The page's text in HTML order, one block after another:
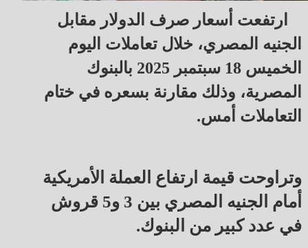
ارتفعت أسعار صرف الدولار مقابل
الجنيه المصري، خلال تعاملات اليوم
الخميس 18 سبتمبر 2025 بالبنوك
المصرية، وذلك مقارنة بسعره في ختام
التعاملات أمس.
وتراوحت قيمة ارتفاع العملة الأمريكية
أمام الجنيه المصري بين 3 و5 قروش
في عدد كبير من البنوك.